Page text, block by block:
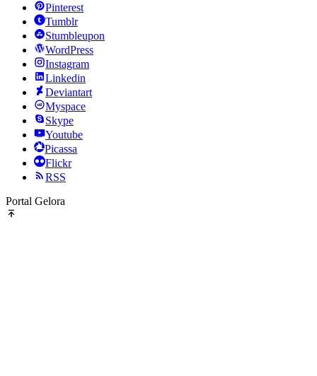
Pinterest
Tumblr
Stumbleupon
WordPress
Instagram
Linkedin
Deviantart
Myspace
Skype
Youtube
Picassa
Flickr
RSS
Portal Gelora